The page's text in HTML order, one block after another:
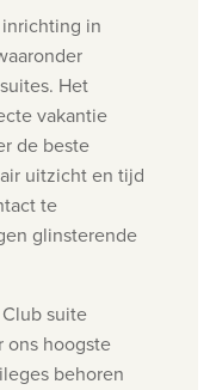
in
Het
vakantie
de beste
uitzicht en tijd
te
glinsterende
suite
ons hoogste
behoren